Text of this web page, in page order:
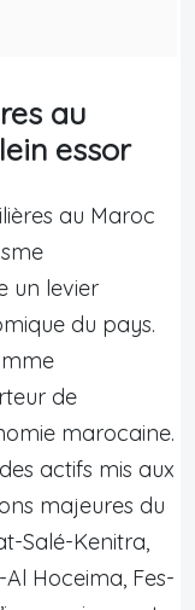
au
essor
au Maroc
un levier
du pays.
de
marocaine.
actifs mis aux
majeures du
Salé-Kenitra,
Hoceima, Fes-